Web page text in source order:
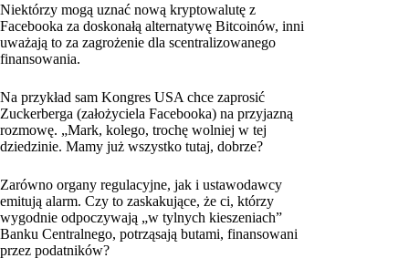
Niektórzy mogą uznać nową kryptowalutę z
Facebooka za doskonałą alternatywę Bitcoinów, inni
uważają to za zagrożenie dla scentralizowanego
finansowania.
Na przykład sam Kongres USA chce zaprosić
Zuckerberga (założyciela Facebooka) na przyjazną
rozmowę. „Mark, kolego, trochę wolniej w tej
dziedzinie. Mamy już wszystko tutaj, dobrze?
Zarówno organy regulacyjne, jak i ustawodawcy
emitują alarm. Czy to zaskakujące, że ci, którzy
wygodnie odpoczywają „w tylnych kieszeniach”
Banku Centralnego, potrząsają butami, finansowani
przez podatników?